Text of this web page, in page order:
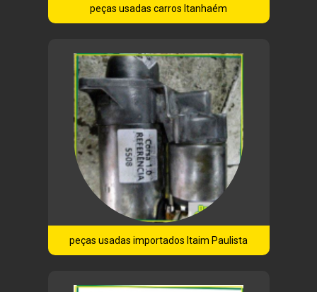
peças usadas carros Itanhaém
peças usadas importados Itaim Paulista